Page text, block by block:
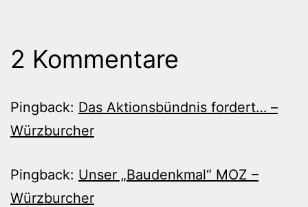
2 Kommentare
Pingback: Das Aktionsbündnis fordert… –
Würzburcher
Pingback: Unser „Baudenkmal“ MOZ –
Würzburcher